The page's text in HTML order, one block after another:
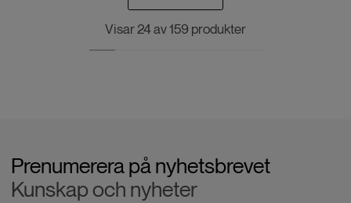
Visar24av159 produkter
Prenumerera på nyhetsbrevet
Kunskap och nyheter